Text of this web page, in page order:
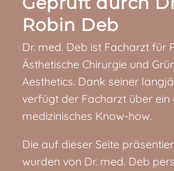
Robin Deb
Dr. med. Deb ist Facharzt für
Ästhetische Chirurgie und
Aesthetics. Dank seiner
verfügt der Facharzt über
medizinisches Know-how.
Die auf dieser Seite
wurden von Dr. med. Deb